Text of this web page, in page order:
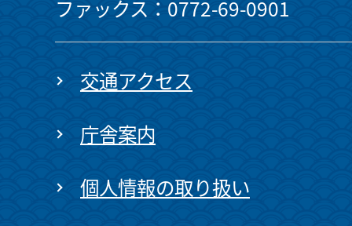
ファックス：0772-69-0901
交通アクセス
庁舎案内
個人情報の取り扱い